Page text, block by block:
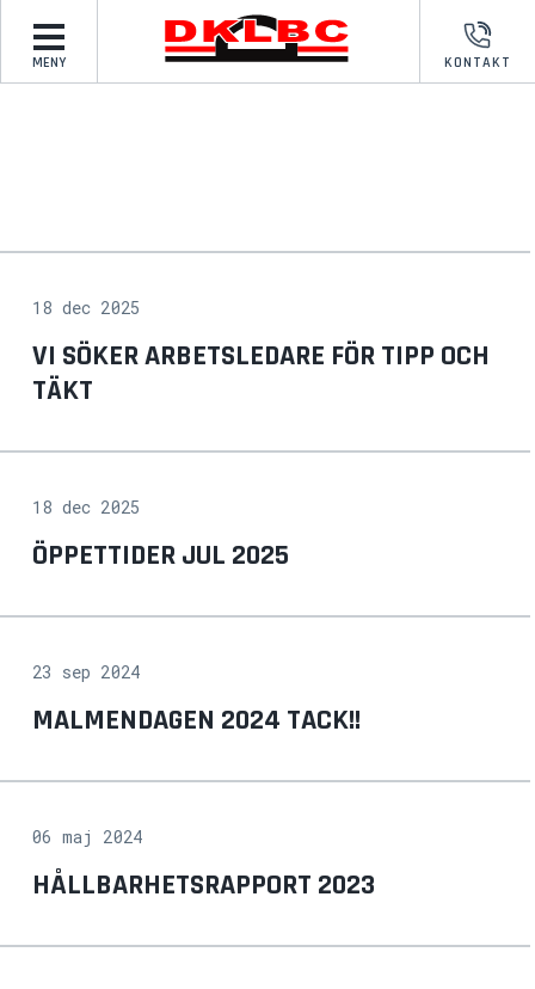
MENY KONTAKT
18 dec 2025
VI SÖKER ARBETSLEDARE FÖR TIPP OCH
TÄKT
18 dec 2025
ÖPPETTIDER JUL 2025
23 sep 2024
MALMENDAGEN 2024 TACK!!
06 maj 2024
HÅLLBARHETSRAPPORT 2023